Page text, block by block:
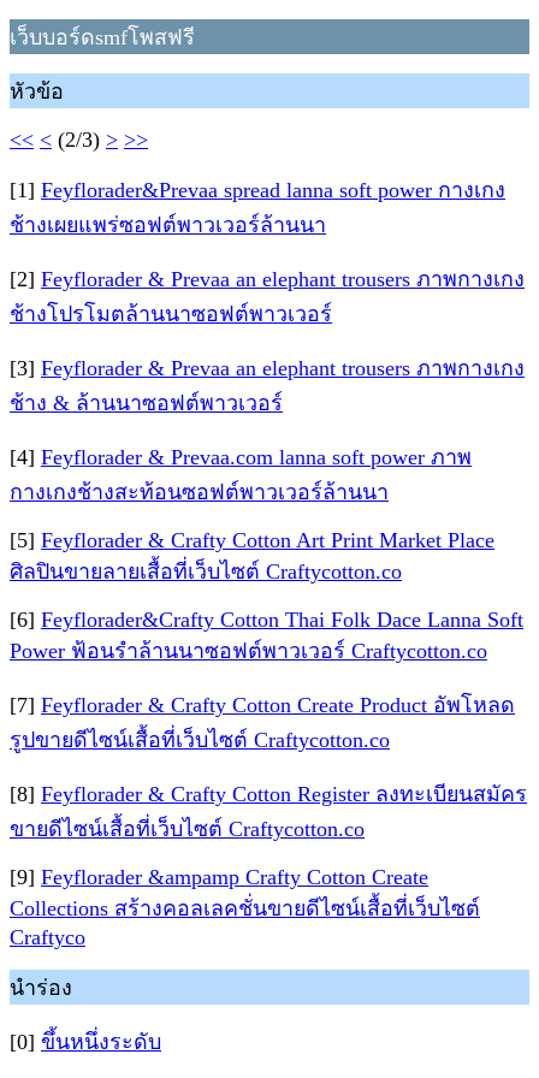
เว็บบอร์ดsmfโพสฟรี
หัวข้อ
<< < (2/3) > >>
[1] Feyflorader&Prevaa spread lanna soft power กางเกง
ช้างเผยแพร่ซอฟต์พาวเวอร์ล้านนา
[2] Feyflorader & Prevaa an elephant trousers ภาพกางเกง
ช้างโปรโมตล้านนาซอฟต์พาวเวอร์
[3] Feyflorader & Prevaa an elephant trousers ภาพกางเกง
ช้าง & ล้านนาซอฟต์พาวเวอร์
[4] Feyflorader & Prevaa.com lanna soft power ภาพ
กางเกงช้างสะท้อนซอฟต์พาวเวอร์ล้านนา
[5] Feyflorader & Crafty Cotton Art Print Market Place
ศิลปินขายลายเสื้อที่เว็บไซต์ Craftycotton.co
[6] Feyflorader&Crafty Cotton Thai Folk Dace Lanna Soft
Power ฟ้อนรำล้านนาซอฟต์พาวเวอร์ Craftycotton.co
[7] Feyflorader & Crafty Cotton Create Product อัพโหลด
รูปขายดีไซน์เสื้อที่เว็บไซต์ Craftycotton.co
[8] Feyflorader & Crafty Cotton Register ลงทะเบียนสมัคร
ขายดีไซน์เสื้อที่เว็บไซต์ Craftycotton.co
[9] Feyflorader &ampamp Crafty Cotton Create
Collections สร้างคอลเลคชั่นขายดีไซน์เสื้อที่เว็บไซต์
Craftyco
นำร่อง
[0] ขึ้นหนึ่งระดับ